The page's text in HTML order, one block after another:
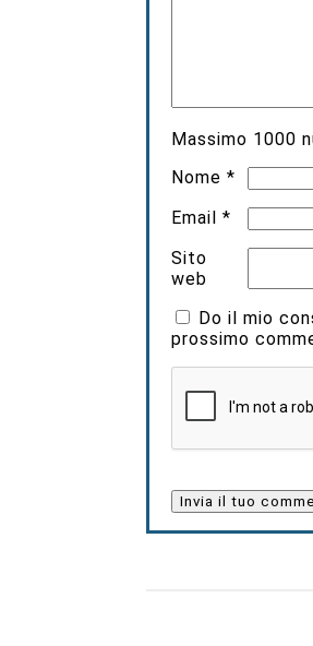
Massimo 1000
Nome*
Email*
Sito
web
Do il mio
prossimo